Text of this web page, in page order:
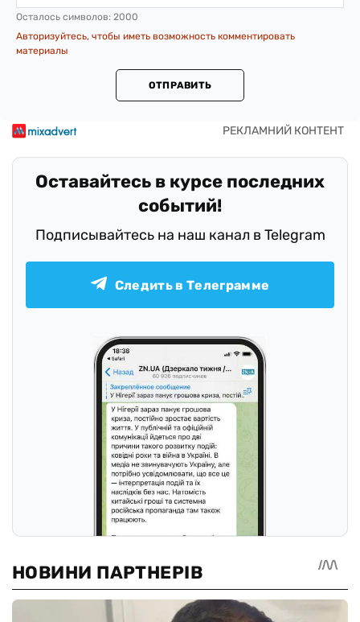
Осталось символов: 2000
Авторизуйтесь, чтобы иметь возможность комментировать
материалы
ОТПРАВИТЬ
Оставайтесь в курсе последних
событий!
Подписывайтесь на наш канал в Telegram
Следить в Телеграмме